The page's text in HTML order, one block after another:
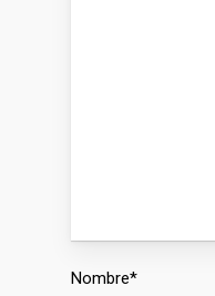
Nombre*